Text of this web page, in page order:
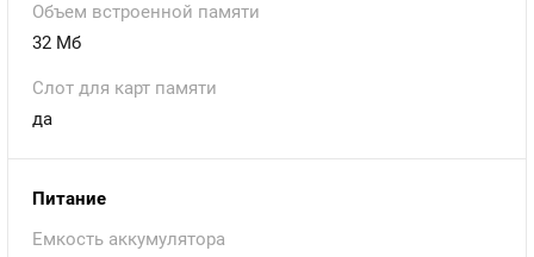
Объем встроенной памяти
32 Мб
Слот для карт памяти
да
Питание
Емкость аккумулятора